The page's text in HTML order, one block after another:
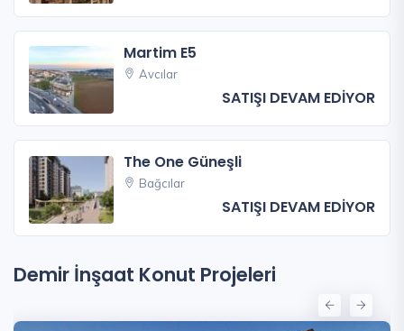
Martim E5
Avcılar
SATIŞI DEVAM EDİYOR
The One Güneşli
Bağcılar
SATIŞI DEVAM EDİYOR
Demir İnşaat Konut Projeleri